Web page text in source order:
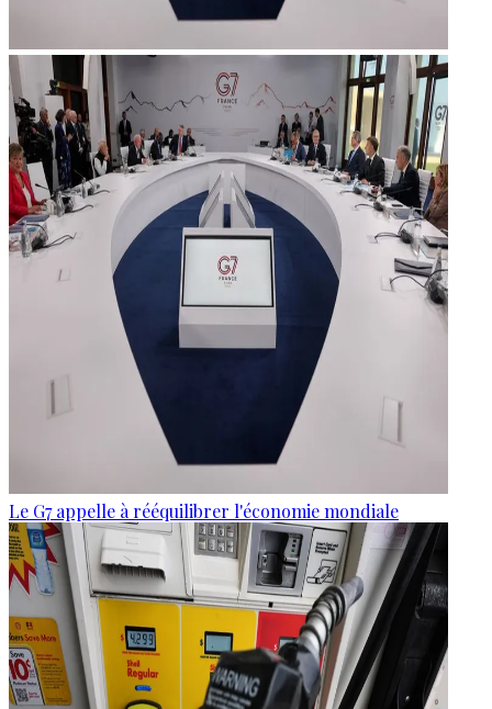
Le G7 appelle à rééquilibrer l'économie mondiale